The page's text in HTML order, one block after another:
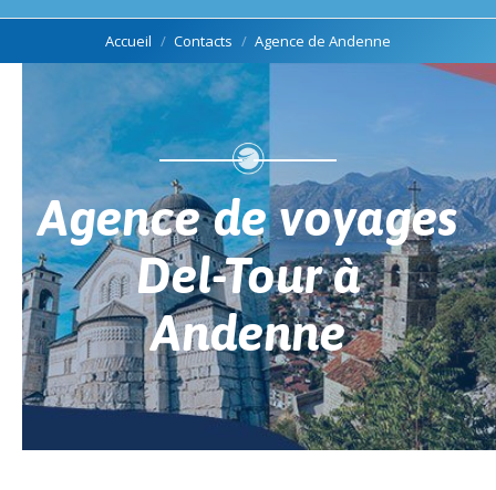
Vous êtes ici :
Accueil Contacts Agence de Andenne
Agence de voyages
Del-Tour à
Andenne